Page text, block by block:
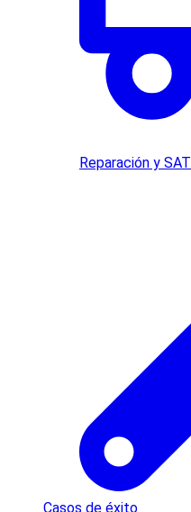
Reparación y SAT
Casos de éxito